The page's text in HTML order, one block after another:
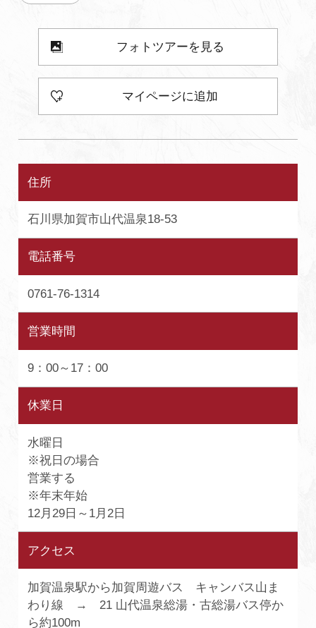
よくあるご質問・お問い合わせ
プライバシーポリシーフォトツアーを見る
マイページに追加
住所
石川県加賀市山代温泉18-53
電話番号
0761-76-1314
営業時間
9：00～17：00
休業日
水曜日
※祝日の場合
営業する
※年末年始
12月29日～1月2日
アクセス
加賀温泉駅から加賀周遊バス キャンバス山ま
わり線 → 21 山代温泉総湯・古総湯バス停か
ら約100m